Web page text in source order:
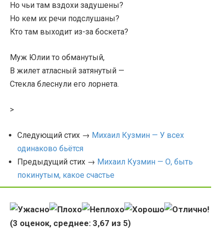
Но чьи там вздохи задушены?
Но кем их речи подслушаны?
Кто там выходит из-за боскета?
Муж Юлии то обманутый,
В жилет атласный затянутый —
Стекла блеснули его лорнета.
>
Следующий стих → Михаил Кузмин — У всех
одинаково бьётся
Предыдущий стих → Михаил Кузмин — О, быть
покинутым, какое счастье
(3 оценок, среднее: 3,67 из 5)